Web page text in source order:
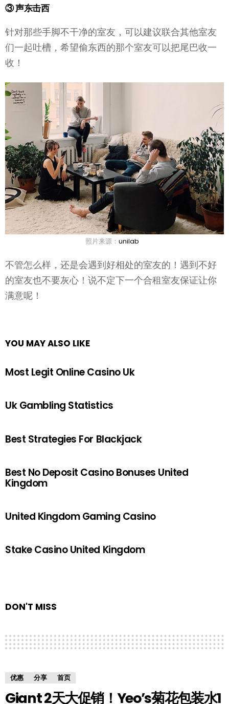
③ 声东击西
针对那些手脚不干净的室友，可以建议联合其他室友
们一起吐槽，希望偷东西的那个室友可以把尾巴收一
收！
照片来源： unilab
不管怎么样，还是会遇到好相处的室友的！遇到不好
的室友也不要灰心！说不定下一个合租室友保证让你
满意呢！
YOU MAY ALSO LIKE
Most Legit Online Casino Uk
Uk Gambling Statistics
Best Strategies For Blackjack
Best No Deposit Casino Bonuses United
Kingdom
United Kingdom Gaming Casino
Stake Casino United Kingdom
DON'T MISS
优惠 分享 首页
Giant 2天大促销！Yeo’s菊花包装水1